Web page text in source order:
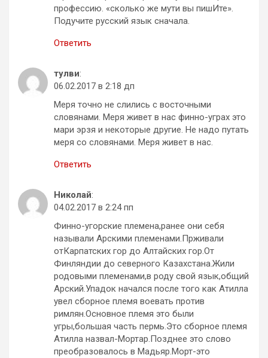
профессию. «сколько же мути вы пишИте».
Подучите русский язык сначала.
Ответить
тулви:
06.02.2017 в 2:18 дп
Меря точно не слились с восточными
словянами. Меря живет в нас финно-уграх это
мари эрзя и некоторые другие. Не надо путать
меря со словянами. Меря живет в нас.
Ответить
Николай:
04.02.2017 в 2:24 пп
Финно-угорские племена,ранее они себя
называли Арскими племенами.Прживали
отКарпатских гор до Алтайских гор.От
Финляндии до северного Казахстана.Жили
родовыми племенами,в роду свой язык,общий
Арский.Упадок начался после того как Атилла
увел сборное племя воевать против
римлян.Основное племя это были
угры,большая часть пермь.Это сборное племя
Атилла назвал-Мортар.Позднее это слово
преобразовалось в Мадьяр.Морт-это